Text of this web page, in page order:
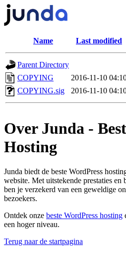
Name Last modified
Parent Directory
COPYING
2016-11-10
COPYING.sig
2016-11-10
Over Junda -
Hosting
Junda biedt de beste WordPress
website. Met uitstekende prestaties en
ben je verzekerd van een geweldige
bezoekers.
Ontdek onze beste WordPress hosting
een hoger niveau.
Terug naar de startpagina